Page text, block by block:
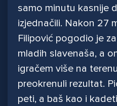
samo minutu kasnije
izjednačili. Nakon 27
Filipović pogodio je
mladih slavenaša, a
igračem više na
preokrenuli rezultat.
peti, a baš kao i